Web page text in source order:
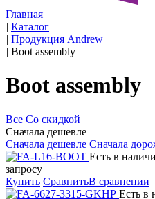
Главная
| Каталог
| Продукция Andrew
| Boot assembly
Boot assembly
Все Со скидкой
Сначала дешевле
Сначала дешевле Сначала
Есть в
запросу
Купить СравнитьВ сравнении
Есть в